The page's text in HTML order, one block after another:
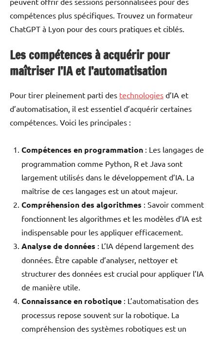
compétences plus spécifiques. Trouvez un formateur
ChatGPT à Lyon pour des cours pratiques et ciblés.
Les compétences à acquérir pour
maîtriser l’IA et l’automatisation
Pour tirer pleinement parti des technologies d’IA et
d’automatisation, il est essentiel d’acquérir certaines
compétences. Voici les principales :
Compétences en programmation : Les langages de
programmation comme Python, R et Java sont
largement utilisés dans le développement d’IA. La
maîtrise de ces langages est un atout majeur.
Compréhension des algorithmes : Savoir comment
fonctionnent les algorithmes et les modèles d’IA est
indispensable pour les appliquer efficacement.
Analyse de données : L’IA dépend largement des
données. Être capable d’analyser, nettoyer et
structurer des données est crucial pour appliquer l’IA
de manière utile.
Connaissance en robotique : L’automatisation des
processus repose souvent sur la robotique. La
compréhension des systèmes robotiques est un